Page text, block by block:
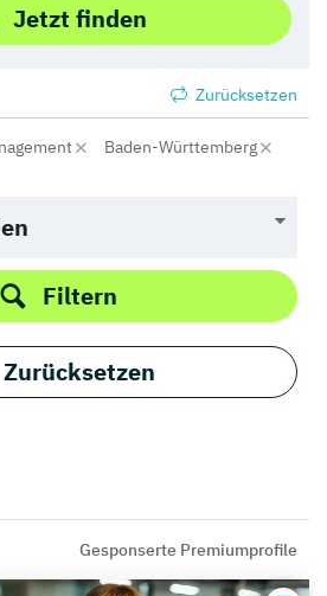
Jetzt finden
Zurücksetzen
Baden-Württemberg
Filtern
Zurücksetzen
Gesponserte Premiumprofile